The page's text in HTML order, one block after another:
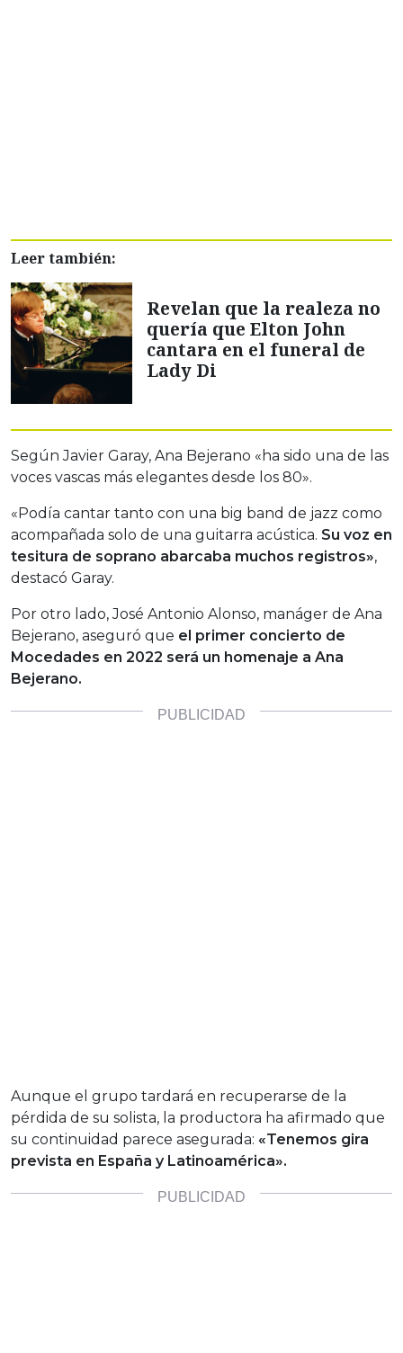
Leer también:
Revelan que la realeza no
quería que Elton John
cantara en el funeral de
Lady Di
Según Javier Garay, Ana Bejerano «ha sido una de las
voces vascas más elegantes desde los 80».
«Podía cantar tanto con una big band de jazz como
acompañada solo de una guitarra acústica. Su voz en
tesitura de soprano abarcaba muchos registros»,
destacó Garay.
Por otro lado, José Antonio Alonso, manáger de Ana
Bejerano, aseguró que el primer concierto de
Mocedades en 2022 será un homenaje a Ana
Bejerano.
Aunque el grupo tardará en recuperarse de la
pérdida de su solista, la productora ha afirmado que
su continuidad parece asegurada: «Tenemos gira
prevista en España y Latinoamérica».